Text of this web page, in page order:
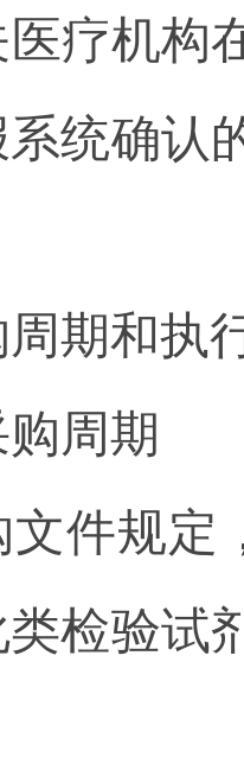
医疗机构
统确认
期和执
购周期
文件规定
检验试